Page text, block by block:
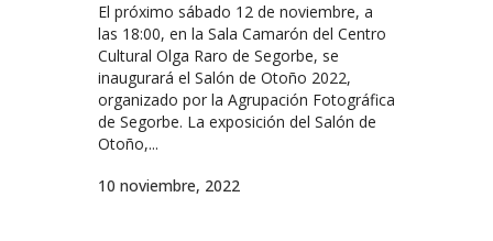
El próximo sábado 12 de noviembre, a
las 18:00, en la Sala Camarón del Centro
Cultural Olga Raro de Segorbe, se
inaugurará el Salón de Otoño 2022,
organizado por la Agrupación Fotográfica
de Segorbe. La exposición del Salón de
Otoño,...
10 noviembre, 2022